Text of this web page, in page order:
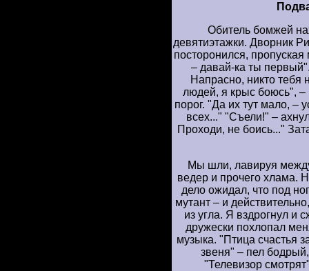
Обитель бомжей
девятиэтажки. Дворник
посторонился,
– давай-ка ты
Напрасно, никто тебя
людей, я крыс боюсь", –
порог. "Да их тут мало, –
всех..." "Съели!" –
Проходи, не боись..."
Мы шли, лавируя
ведер и прочего хлама.
дело ожидал, что под
мутант – и
из угла. Я вздрогнул и
дружески похлопал
музыка. "Птица счастья
звеня" – пел
"Телевизор